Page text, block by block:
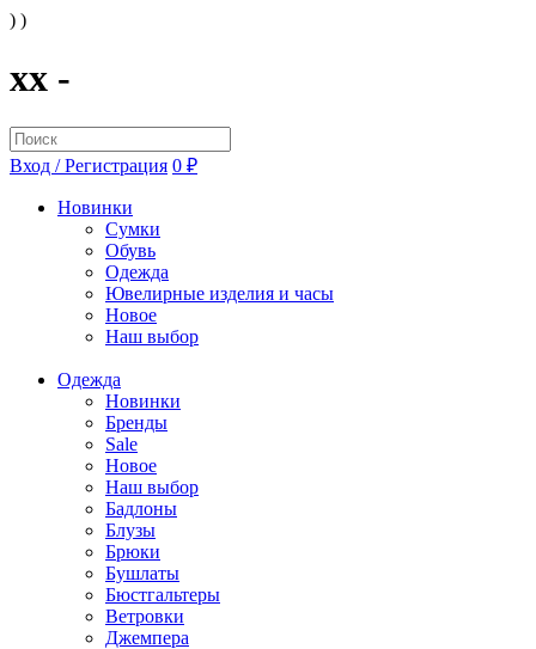
) )
xx -
Вход / Регистрация 0 ₽
Новинки
Сумки
Обувь
Одежда
Ювелирные изделия и часы
Новое
Наш выбор
Одежда
Новинки
Бренды
Sale
Новое
Наш выбор
Бадлоны
Блузы
Брюки
Бушлаты
Бюстгальтеры
Ветровки
Джемпера